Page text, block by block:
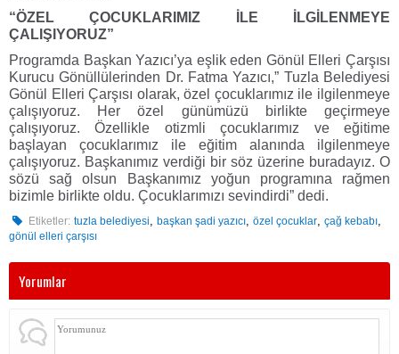
“ÖZEL ÇOCUKLARIMIZ İLE İLGİLENMEYE
ÇALIŞIYORUZ”
Programda Başkan Yazıcı’ya eşlik eden Gönül Elleri Çarşısı
Kurucu Gönüllülerinden Dr. Fatma Yazıcı,” Tuzla Belediyesi
Gönül Elleri Çarşısı olarak, özel çocuklarımız ile ilgilenmeye
çalışıyoruz. Her özel günümüzü birlikte geçirmeye
çalışıyoruz. Özellikle otizmli çocuklarımız ve eğitime
başlayan çocuklarımız ile eğitim alanında ilgilenmeye
çalışıyoruz. Başkanımız verdiği bir söz üzerine buradayız. O
sözü sağ olsun Başkanımız yoğun programına rağmen
bizimle birlikte oldu. Çocuklarımızı sevindirdi” dedi.
Etiketler: tuzla belediyesi ,başkan şadi yazıcı ,özel çocuklar ,çağ kebabı
gönül elleri çarşısı
Yorumlar